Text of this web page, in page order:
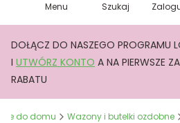
Menu Szukaj
DOŁĄCZ DO NASZEGO PROGRAMU
I UTWÓRZ KONTO A NA PIERWSZE
RABATU
do domu Wazony i butelki ozdobne